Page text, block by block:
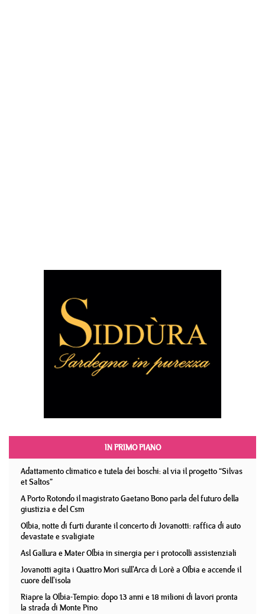
IN PRIMO PIANO
Adattamento climatico e tutela dei boschi: al via il progetto “Silvas
et Saltos”
A Porto Rotondo il magistrato Gaetano Bono parla del futuro della
giustizia e del Csm
Olbia, notte di furti durante il concerto di Jovanotti: raffica di auto
devastate e svaligiate
Asl Gallura e Mater Olbia in sinergia per i protocolli assistenziali
Jovanotti agita i Quattro Mori sull'Arca di Lorè a Olbia e accende il
cuore dell'isola
Riapre la Olbia-Tempio: dopo 13 anni e 18 milioni di lavori pronta
la strada di Monte Pino